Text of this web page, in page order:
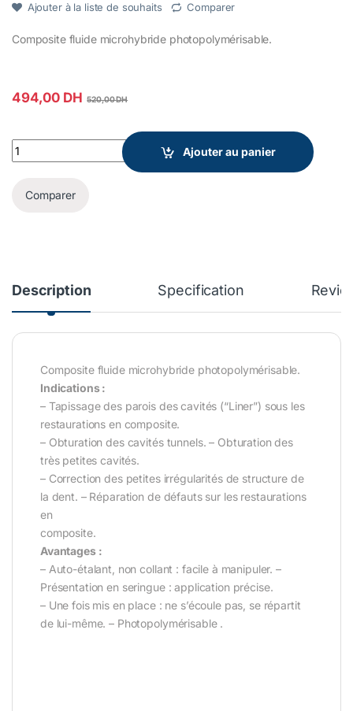
Ajouter à la liste de souhaits Comparer
Composite fluide microhybride photopolymérisable.
494,00 DH 520,00DH
Gradia Flo quantity
Ajouter au panier
Comparer
Description Specification
Composite fluide microhybride photopolymérisable.
Indications :
– Tapissage des parois des cavités (“Liner”) sous les
restaurations en composite.
– Obturation des cavités tunnels. – Obturation des
très petites cavités.
– Correction des petites irrégularités de structure de
la dent. – Réparation de défauts sur les restaurations
en
composite.
Avantages :
– Auto-étalant, non collant : facile à manipuler. –
Présentation en seringue : application précise.
– Une fois mis en place : ne s’écoule pas, se répartit
de lui-même. – Photopolymérisable .